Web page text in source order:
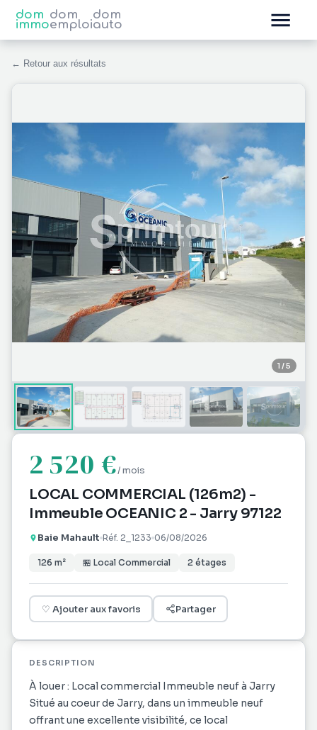
dom
immo
dom
emploi
dom
auto
← Retour aux résultats
1 /5
2 520 €/ mois
LOCAL COMMERCIAL (126m2) -
Immeuble OCEANIC 2 - Jarry 97122
Baie Mahault Réf. 2_1233 06/08/2026
126 m² 🏪 Local Commercial 2 étages
♡ Ajouter aux favoris Partager
DESCRIPTION
À louer : Local commercial Immeuble neuf à Jarry
Situé au coeur de Jarry, dans un immeuble neuf
offrant une excellente visibilité, ce local